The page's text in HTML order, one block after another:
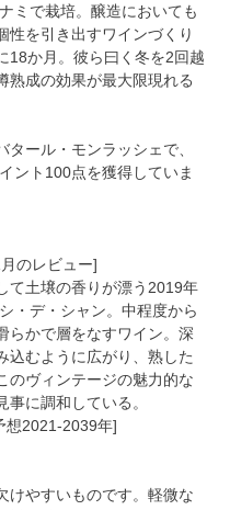
ミで栽培。醸造においても
性を引き出すワインづくり
18か月。彼ら曰く冬を2回越
熟成の効果が最大限現れる
タール・モンラッシェで、
ント100点を獲得していま
のレビュー]
て土壌の香りが漂う2019年
・デ・シャン。中程度から
らかで層をなすワイン。深
込むように広がり、熟した
のヴィンテージの魅力的な
に調和している。
想2021-2039年]
けやすいものです。軽微な